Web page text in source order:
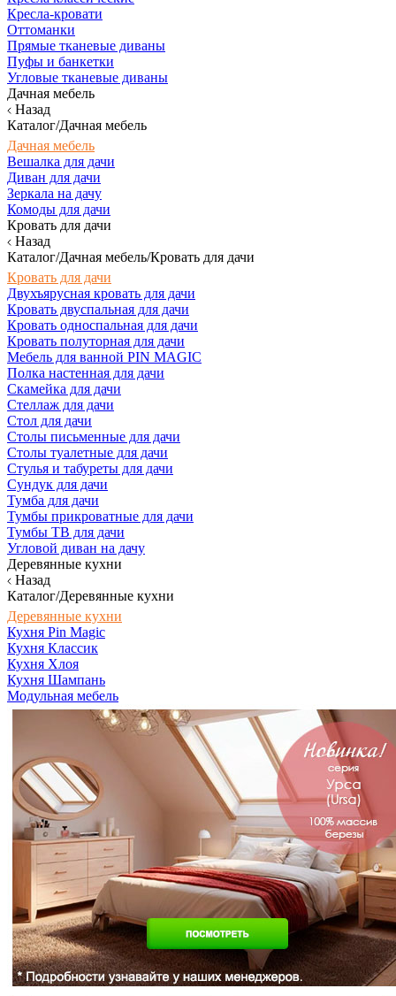
Кресла-кровати
Оттоманки
Прямые тканевые диваны
Пуфы и банкетки
Угловые тканевые диваны
Дачная мебель
Назад
Каталог/Дачная мебель
Дачная мебель
Вешалка для дачи
Диван для дачи
Зеркала на дачу
Комоды для дачи
Кровать для дачи
Назад
Каталог/Дачная мебель/Кровать для дачи
Кровать для дачи
Двухъярусная кровать для дачи
Кровать двуспальная для дачи
Кровать односпальная для дачи
Кровать полуторная для дачи
Мебель для ванной PIN MAGIC
Полка настенная для дачи
Скамейка для дачи
Стеллаж для дачи
Стол для дачи
Столы письменные для дачи
Столы туалетные для дачи
Стулья и табуреты для дачи
Сундук для дачи
Тумба для дачи
Тумбы прикроватные для дачи
Тумбы ТВ для дачи
Угловой диван на дачу
Деревянные кухни
Назад
Каталог/Деревянные кухни
Деревянные кухни
Кухня Pin Magic
Кухня Классик
Кухня Хлоя
Кухня Шампань
Модульная мебель